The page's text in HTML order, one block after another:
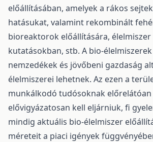
előállításában, amelyek a rákos
hatásukat, valamint rekombinált
bioreaktorok előállítására,
kutatásokban, stb. A bio-
nemzedékek és jövőbeni gazdaság
élelmiszerei lehetnek. Az ezen a
munkálkodó tudósoknak előrelátóan
elővigyázatosan kell eljárniuk, fi
mindig aktuális bio-élelmiszer
méreteit a piaci igények